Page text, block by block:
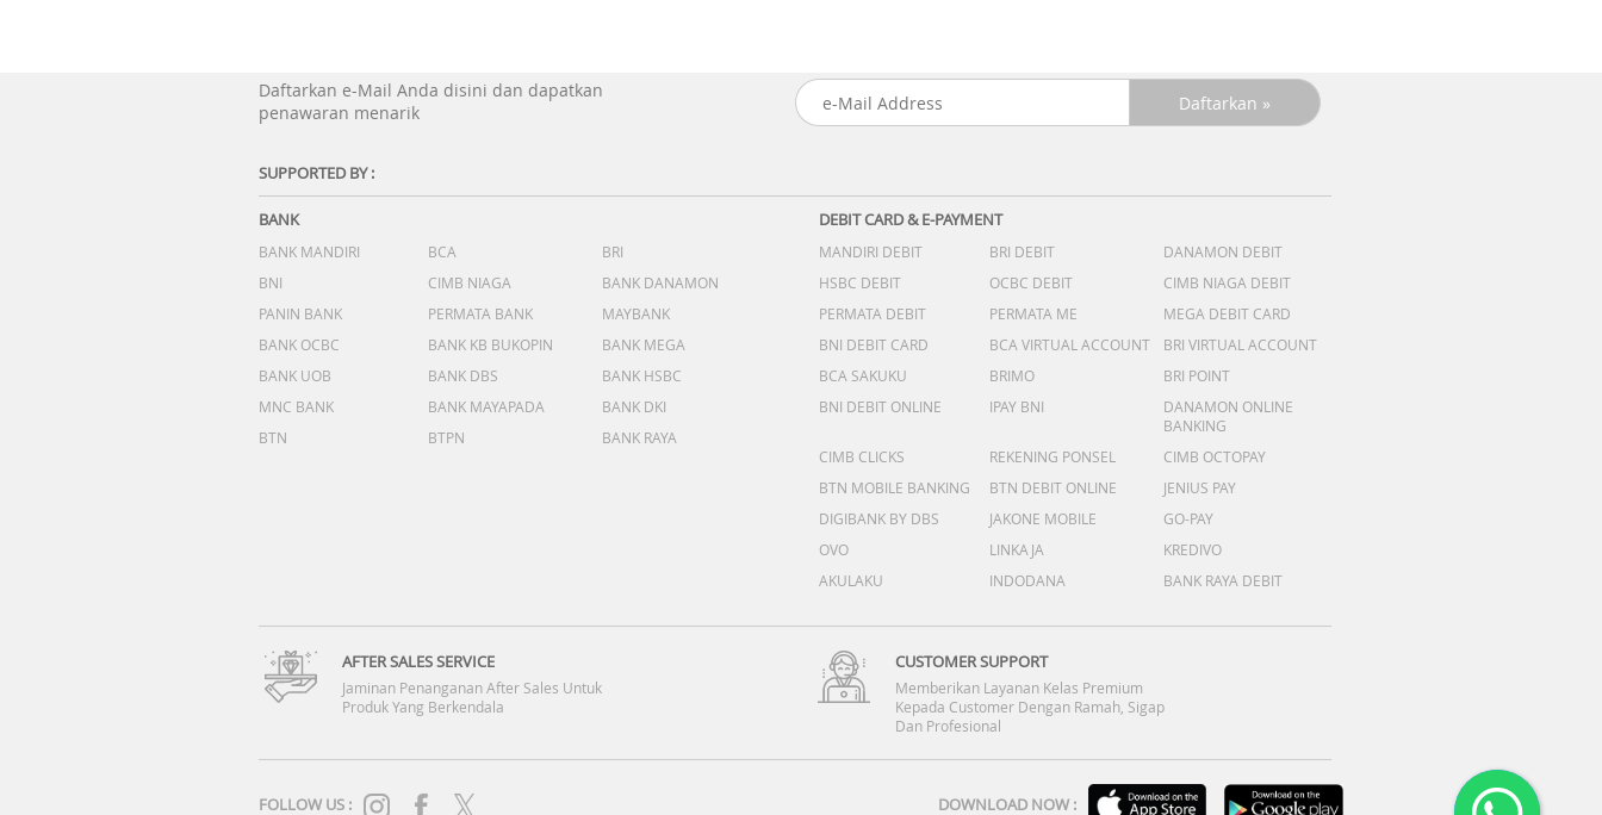
Daftarkan e-Mail Anda disini dan dapatkan
penawaran menarik
SUPPORTED BY :
BANK
BANK MANDIRI BCA
BRI
BNI
CIMB NIAGA
BANK DANAMON
PANIN BANK
PERMATA BANK
MAYBANK
BANK OCBC
BANK KB BUKOPIN
BANK MEGA
BANK UOB
BANK DBS
BANK HSBC
MNC BANK
BANK MAYAPADA
BANK DKI
BTN
BTPN BANK RAYA
DEBIT CARD & E-PAYMENT
MANDIRI DEBIT BRI DEBIT
DANAMON DEBIT
HSBC DEBIT
OCBC DEBIT
CIMB NIAGA DEBIT
PERMATA DEBIT
PERMATA ME
MEGA DEBIT CARD
BNI DEBIT CARD
BCA VIRTUAL ACCOUNT
BRI VIRTUAL ACCOUNT
BCA SAKUKU
BRIMO
BRI POINT
BNI DEBIT ONLINE
IPAY BNI
DANAMON ONLINE
BANKING
CIMB CLICKS
REKENING PONSEL
CIMB OCTOPAY
BTN MOBILE BANKING
BTN DEBIT ONLINE
JENIUS PAY
DIGIBANK BY DBS
JAKONE MOBILE
GO-PAY
OVO
LINKAJA
KREDIVO
AKULAKU
INDODANA BANK RAYA DEBIT
AFTER SALES SERVICE
Jaminan Penanganan After Sales Untuk
Produk Yang Berkendala
CUSTOMER SUPPORT
Memberikan Layanan Kelas Premium
Kepada Customer Dengan Ramah, Sigap
Dan Profesional
FOLLOW US : DOWNLOAD NOW :